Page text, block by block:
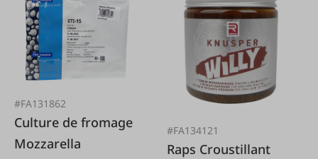
#FA131862
Culture de fromage
Mozzarella
#FA134121
Raps Croustillant